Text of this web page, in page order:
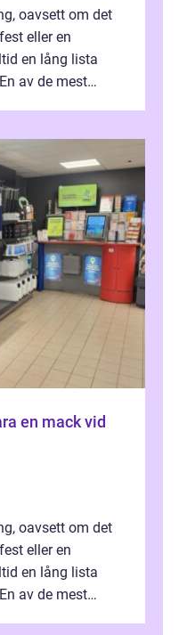
oavsett om det
eller en
en lång lista
av de mest
oavsett om det
eller en
en lång lista
av de mest